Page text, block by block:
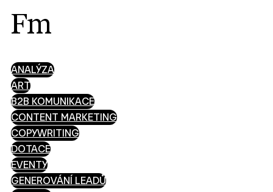
Fm
ANALÝZA
ART
B2B KOMUNIKACE
CONTENT MARKETING
COPYWRITING
DOTACE
EVENTY
GENEROVÁNÍ LEADŮ